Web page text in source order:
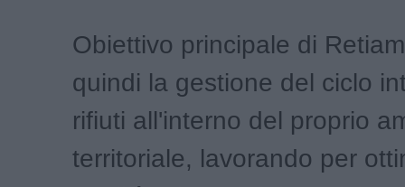
Obiettivo principale di
quindi la gestione del ciclo
rifiuti all'interno del proprio
territoriale, lavorando per